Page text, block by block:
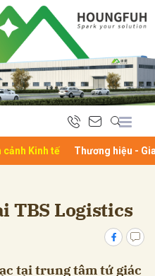
cảnh Kinh tế Thương hiệu -
TBS Logistics
tại trung tâm tứ giác
Hủy